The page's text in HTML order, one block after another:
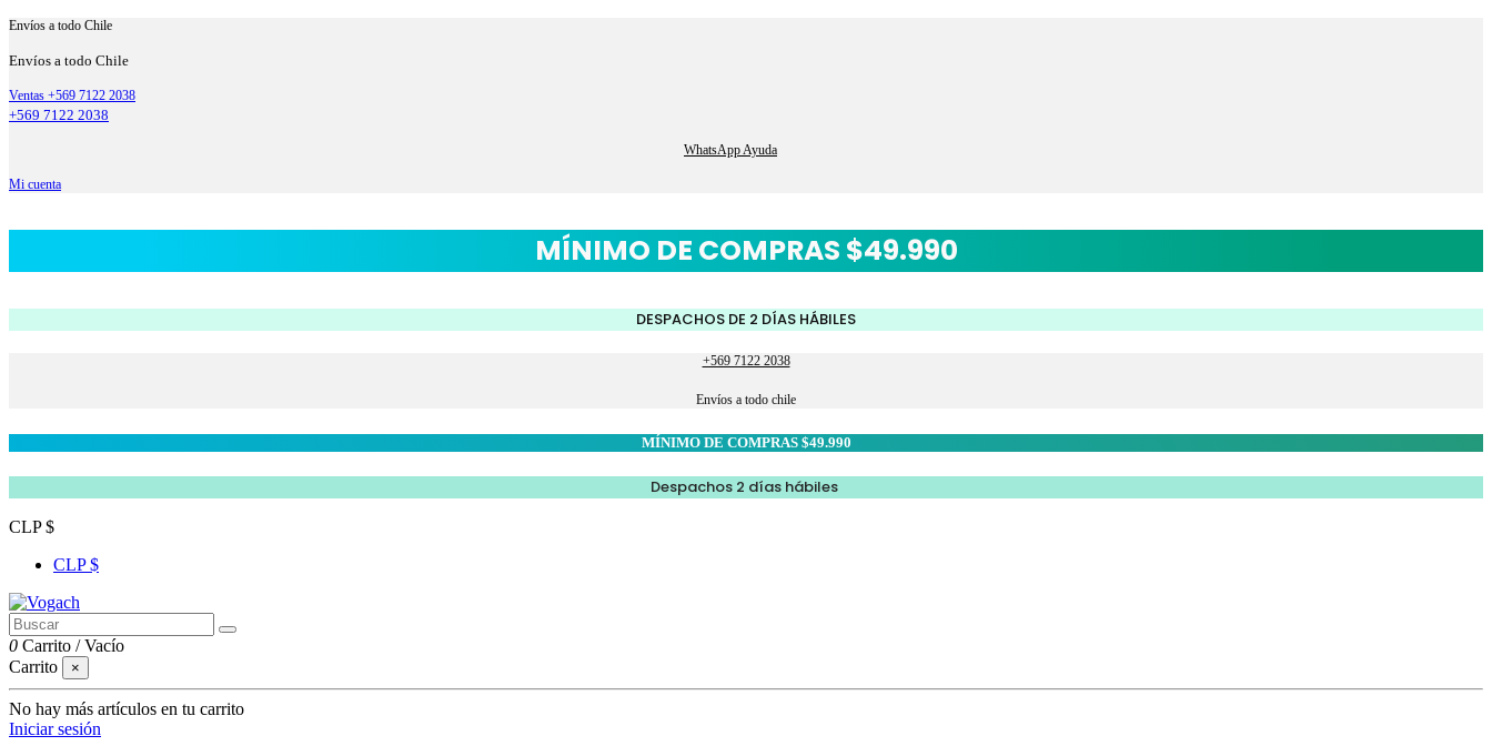
Envíos a todo Chile
Envíos a todo Chile
Ventas +569 7122 2038
+569 7122 2038
WhatsApp Ayuda
Mi cuenta
MÍNIMO DE COMPRAS $49.990
DESPACHOS DE 2 DÍAS HÁBILES
+569 7122 2038
Envíos a todo chile
MÍNIMO DE COMPRAS $49.990
Despachos 2 días hábiles
CLP $
CLP $
0 Carrito /Vacío
Carrito
×
No hay más artículos en tu carrito
Iniciar sesión